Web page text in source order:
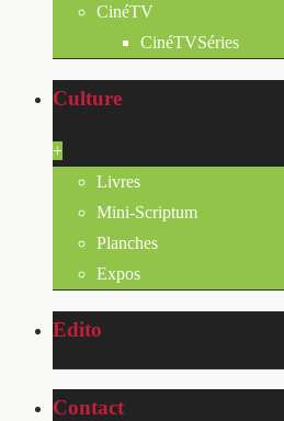
CinéTV
CinéTVSéries
Culture
+
Livres
Mini-Scriptum
Planches
Expos
Edito
Contact